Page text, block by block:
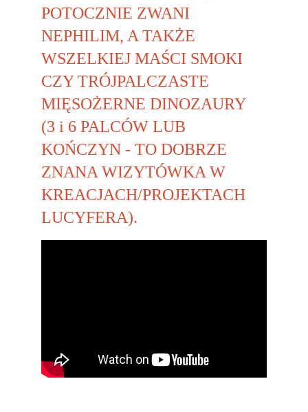
POTOCZNIE ZWANI
NEPHILIM, A TAKŻE
WSZELKIEJ MAŚCI SMOKI
CZY TRÓJPALCZASTE
MIĘSOŻERNE DINOZAURY
(3 i 6 PALCÓW LUB
KOŃCZYN - TO DOBRZE
ZNANA WIZYTÓWKA W
KREACJACH/PROJEKTACH
LUCYFERA).